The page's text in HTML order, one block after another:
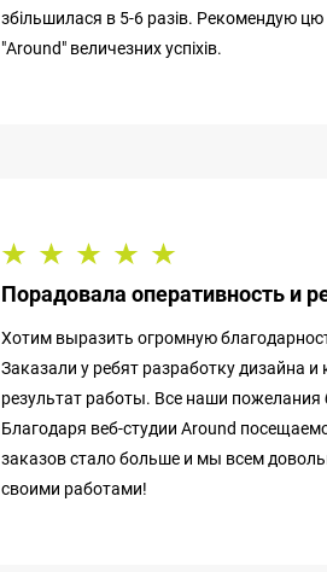
збільшилася в 5-6 разів. Рекомендую цю
"Around" величезних успіхів.
Порадовала оперативность и
Хотим выразить огромную
Заказали у ребят разработку дизайна
результат работы. Все наши
Благодаря веб-студии Around
заказов стало больше и мы всем
своими работами!